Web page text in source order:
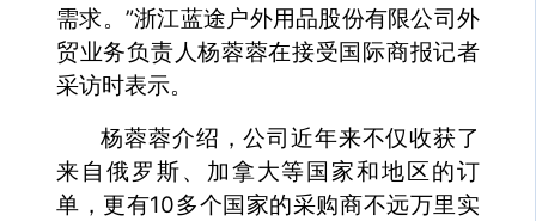
需求。”浙江蓝途户外用品股份有限公司外
贸业务负责人杨蓉蓉在接受国际商报记者
采访时表示。
杨蓉蓉介绍，公司近年来不仅收获了
来自俄罗斯、加拿大等国家和地区的订
单，更有10多个国家的采购商不远万里实